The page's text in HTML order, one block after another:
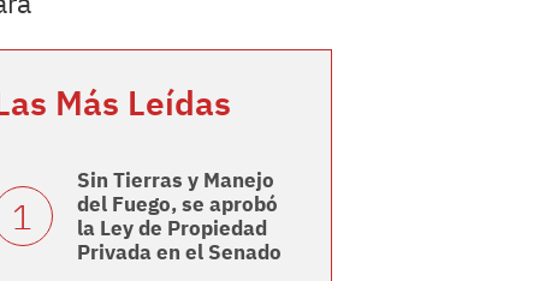
Más Leídas
Sin Tierras y Manejo
del Fuego, se aprobó
la Ley de Propiedad
Privada en el Senado